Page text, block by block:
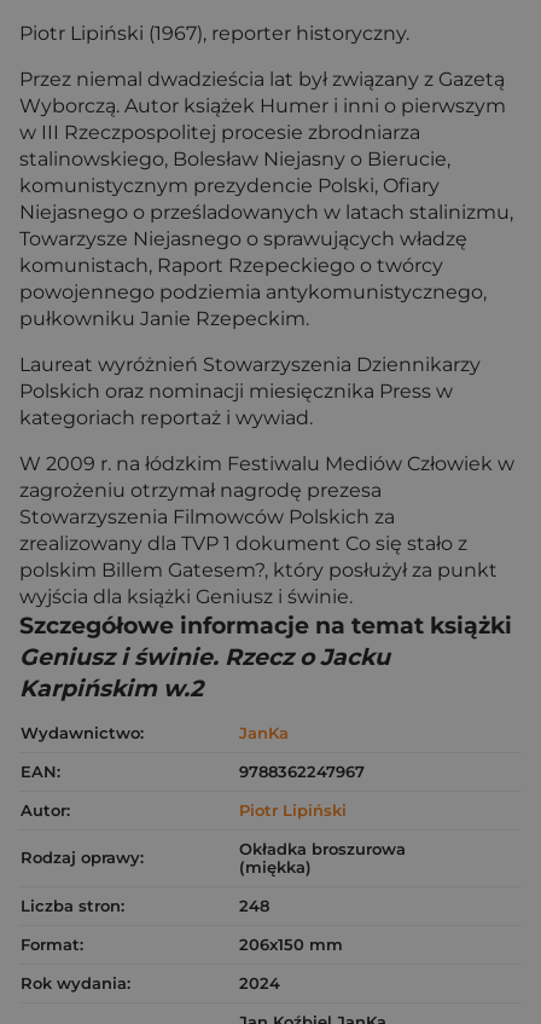
Piotr Lipiński (1967), reporter historyczny.
Przez niemal dwadzieścia lat był związany z Gazetą
Wyborczą. Autor książek Humer i inni o pierwszym
w III Rzeczpospolitej procesie zbrodniarza
stalinowskiego, Bolesław Niejasny o Bierucie,
komunistycznym prezydencie Polski, Ofiary
Niejasnego o prześladowanych w latach stalinizmu,
Towarzysze Niejasnego o sprawujących władzę
komunistach, Raport Rzepeckiego o twórcy
powojennego podziemia antykomunistycznego,
pułkowniku Janie Rzepeckim.
Laureat wyróżnień Stowarzyszenia Dziennikarzy
Polskich oraz nominacji miesięcznika Press w
kategoriach reportaż i wywiad.
W 2009 r. na łódzkim Festiwalu Mediów Człowiek w
zagrożeniu otrzymał nagrodę prezesa
Stowarzyszenia Filmowców Polskich za
zrealizowany dla TVP 1 dokument Co się stało z
polskim Billem Gatesem?, który posłużył za punkt
wyjścia dla książki Geniusz i świnie.
Szczegółowe informacje na temat książki
Geniusz i świnie. Rzecz o Jacku
Karpińskim w.2
Wydawnictwo:
JanKa
EAN:
9788362247967
Autor:
Piotr Lipiński
Rodzaj oprawy:
Okładka broszurowa
(miękka)
Liczba stron:
248
Format:
206x150 mm
Rok wydania:
2024